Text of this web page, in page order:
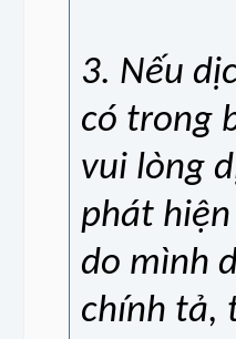
3. Nếu
có trong
vui lòng
phát
do mình
chính tả,